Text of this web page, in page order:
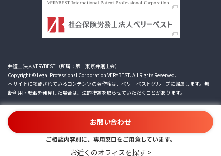
お問い合わせ
ご相談内容別に、専用窓口をご用意しています。
お近くのオフィスを探す >
弁護士法人VERYBEST（所属：第二東京弁護士会）
Copyright © Legal Professional Corporation VERYBEST. All Rights Reserved.
本サイトに掲載されているコンテンツの著作権は、ベリーベストグループに帰属します。無
断利用・転載を発見した場合は、法的措置を取らせていただくことがあります。